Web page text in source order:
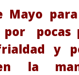
Mayo
por pocas
y
la